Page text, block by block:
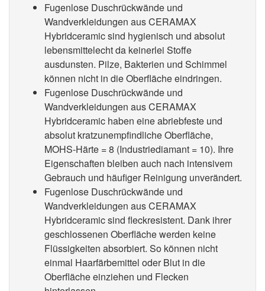
Fugenlose Duschrückwände und
Wandverkleidungen aus CERAMAX
Hybridceramic sind hygienisch und absolut
lebensmittelecht da keinerlei Stoffe
ausdunsten. Pilze, Bakterien und Schimmel
können nicht in die Oberfläche eindringen.
Fugenlose Duschrückwände und
Wandverkleidungen aus CERAMAX
Hybridceramic haben eine abriebfeste und
absolut kratzunempfindliche Oberfläche,
MOHS-Härte = 8 (Industriediamant = 10). Ihre
Eigenschaften bleiben auch nach intensivem
Gebrauch und häufiger Reinigung unverändert.
Fugenlose Duschrückwände und
Wandverkleidungen aus CERAMAX
Hybridceramic sind fleckresistent. Dank ihrer
geschlossenen Oberfläche werden keine
Flüssigkeiten absorbiert. So können nicht
einmal Haarfärbemittel oder Blut in die
Oberfläche einziehen und Flecken